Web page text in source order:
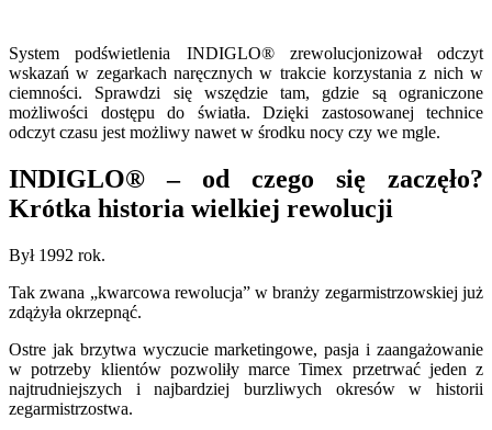
System podświetlenia INDIGLO® zrewolucjonizował odczyt
wskazań w zegarkach naręcznych w trakcie korzystania z nich w
ciemności. Sprawdzi się wszędzie tam, gdzie są ograniczone
możliwości dostępu do światła. Dzięki zastosowanej technice
odczyt czasu jest możliwy nawet w środku nocy czy we mgle.
INDIGLO® – od czego się zaczęło?
Krótka historia wielkiej rewolucji
Był 1992 rok.
Tak zwana „kwarcowa rewolucja” w branży zegarmistrzowskiej już
zdążyła okrzepnąć.
Ostre jak brzytwa wyczucie marketingowe, pasja i zaangażowanie
w potrzeby klientów pozwoliły marce Timex przetrwać jeden z
najtrudniejszych i najbardziej burzliwych okresów w historii
zegarmistrzostwa.